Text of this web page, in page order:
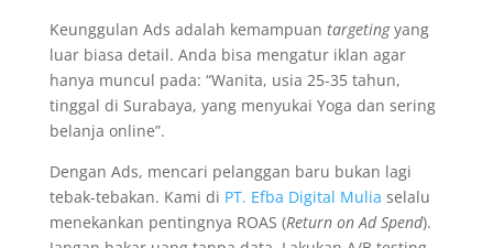
Keunggulan Ads adalah kemampuan targetingyang
luar biasa detail. Anda bisa mengatur iklan agar
hanya muncul pada: “Wanita, usia 25-35 tahun,
tinggal di Surabaya, yang menyukai Yoga dan sering
belanja online”.
Dengan Ads, mencari pelanggan baru bukan lagi
tebak-tebakan. Kami di PT. Efba Digital Mulia selalu
menekankan pentingnya ROAS (Return on Ad Spend).